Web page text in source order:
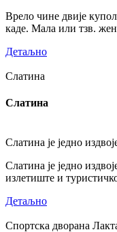
Врело чине двије
каде. Мала или тзв.
Детаљно
Слатина
Слатина
Слатина је једно
Слатина је једно
излетиште и
Детаљно
Спортска дворана